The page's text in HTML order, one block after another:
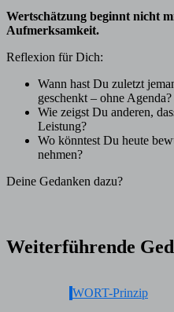
Wertschätzung beginnt nicht
Aufmerksamkeit.
Reflexion für Dich:
Wann hast Du zuletzt
geschenkt – ohne Agenda?
Wie zeigst Du anderen,
Leistung?
Wo könntest Du heute
nehmen?
Deine Gedanken dazu?
Weiterführende
WORT-Prinzip